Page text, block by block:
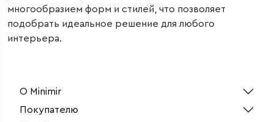
многообразием форм и стилей, что позволяет
подобрать идеальное решение для любого
интерьера.
О Minimir
Покупателю